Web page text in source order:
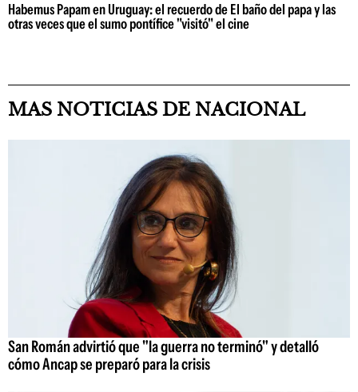
Habemus Papam en Uruguay: el recuerdo de El baño del papa y las
otras veces que el sumo pontífice "visitó" el cine
MAS NOTICIAS DE NACIONAL
San Román advirtió que "la guerra no terminó" y detalló
cómo Ancap se preparó para la crisis